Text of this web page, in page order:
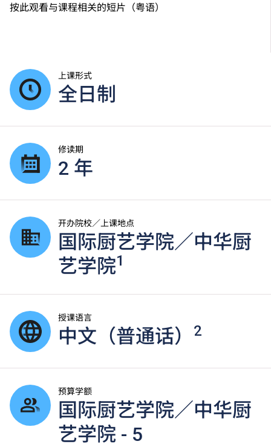
按此观看与课程相关的短片（粤语）
上课形式
全日制
修读期
2 年
开办院校／上课地点
国际厨艺学院／中华厨
艺学院1
授课语言
中文（普通话） 2
预算学额
国际厨艺学院／中华厨
艺学院 - 5